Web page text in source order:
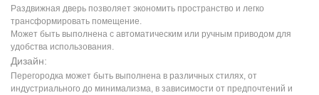
Раздвижная дверь позволяет экономить пространство и легко
трансформировать помещение.
Может быть выполнена с автоматическим или ручным приводом для
удобства использования.
Дизайн:
Перегородка может быть выполнена в различных стилях, от
индустриального до минимализма, в зависимости от предпочтений и